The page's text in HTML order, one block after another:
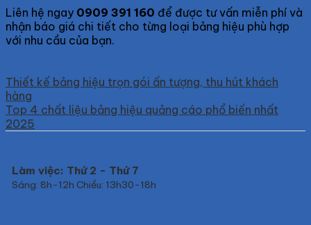
Liên hệ ngay 0909 391 160 để được tư vấn miễn phí và
nhận báo giá chi tiết cho từng loại bảng hiệu phù hợp
với nhu cầu của bạn.
Thiết kế bảng hiệu trọn gói ấn tượng, thu hút khách
hàng
Top 4 chất liệu bảng hiệu quảng cáo phổ biến nhất
2025
Làm việc: Thứ 2 - Thứ 7
Sáng: 8h-12h Chiều: 13h30-18h